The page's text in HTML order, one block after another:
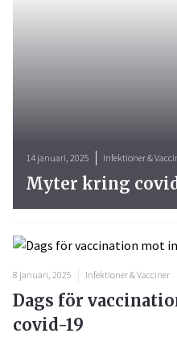
14 januari, 2025 Infektioner &
Myter kring
8 januari, 2025 Infektioner & Vacciner
Dags för
covid-19